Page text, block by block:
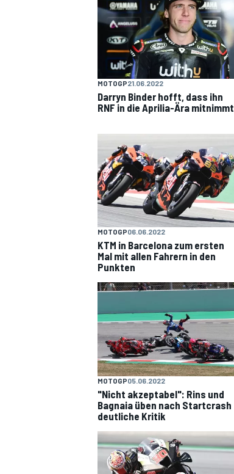
MOTOGP21.06.2022
Darryn Binder hofft, dass ihn
RNF in die Aprilia-Ära mitnimmt
MOTOGP06.06.2022
KTM in Barcelona zum ersten
Mal mit allen Fahrern in den
Punkten
MOTOGP05.06.2022
"Nicht akzeptabel": Rins und
Bagnaia üben nach Startcrash
deutliche Kritik